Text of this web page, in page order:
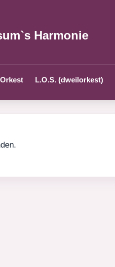
Harmonie
Orkest L.O.S. (dweilorkest)